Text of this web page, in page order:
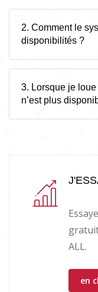
2. Comment le
disponibilités ?
3. Lorsque je
n’est plus
ALL.
en